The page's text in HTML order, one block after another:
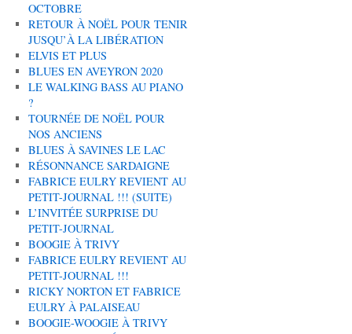
OCTOBRE
RETOUR À NOËL POUR TENIR
JUSQU’À LA LIBÉRATION
ELVIS ET PLUS
BLUES EN AVEYRON 2020
LE WALKING BASS AU PIANO
?
TOURNÉE DE NOËL POUR
NOS ANCIENS
BLUES À SAVINES LE LAC
RÉSONNANCE SARDAIGNE
FABRICE EULRY REVIENT AU
PETIT-JOURNAL !!! (SUITE)
L’INVITÉE SURPRISE DU
PETIT-JOURNAL
BOOGIE À TRIVY
FABRICE EULRY REVIENT AU
PETIT-JOURNAL !!!
RICKY NORTON ET FABRICE
EULRY À PALAISEAU
BOOGIE-WOOGIE À TRIVY